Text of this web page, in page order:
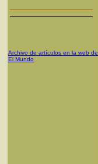
Archivo de artículos en la web de
El Mundo